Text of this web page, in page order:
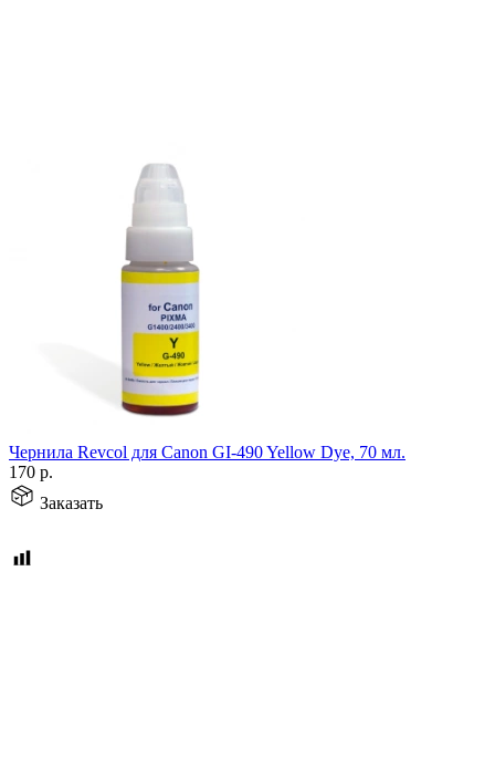
Чернила Revcol для Canon GI-490 Yellow Dye, 70 мл.
170 р.
Заказать